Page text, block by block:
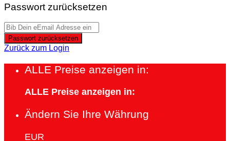
Passwort zurücksetzen
Passwort zurücksetzen
Zurück zum Login
ALLE Preise anzeigen in:
ALLE Preise anzeigen in:
Ändern Sie Ihre Währung
EUR